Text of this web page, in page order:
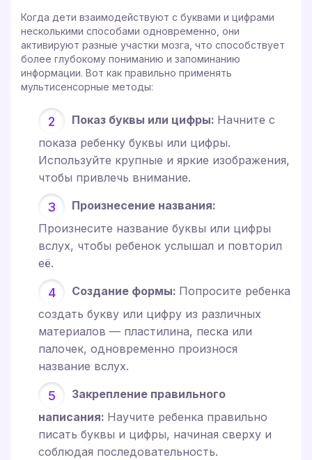
Когда дети взаимодействуют с буквами и цифрами
несколькими способами одновременно, они
активируют разные участки мозга, что способствует
более глубокому пониманию и запоминанию
информации. Вот как правильно применять
мультисенсорные методы:
Показ буквы или цифры: Начните с
показа ребенку буквы или цифры.
Используйте крупные и яркие изображения,
чтобы привлечь внимание.
Произнесение названия:
Произнесите название буквы или цифры
вслух, чтобы ребенок услышал и повторил
её.
Создание формы: Попросите ребенка
создать букву или цифру из различных
материалов — пластилина, песка или
палочек, одновременно произнося
название вслух.
Закрепление правильного
написания: Научите ребенка правильно
писать буквы и цифры, начиная сверху и
соблюдая последовательность.